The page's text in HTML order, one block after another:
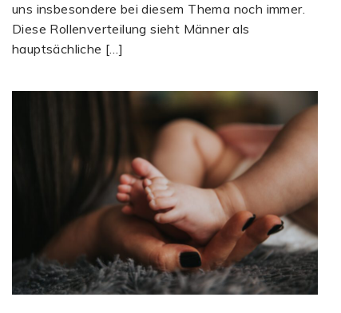
uns insbesondere bei diesem Thema noch immer.
Diese Rollenverteilung sieht Männer als
hauptsächliche […]